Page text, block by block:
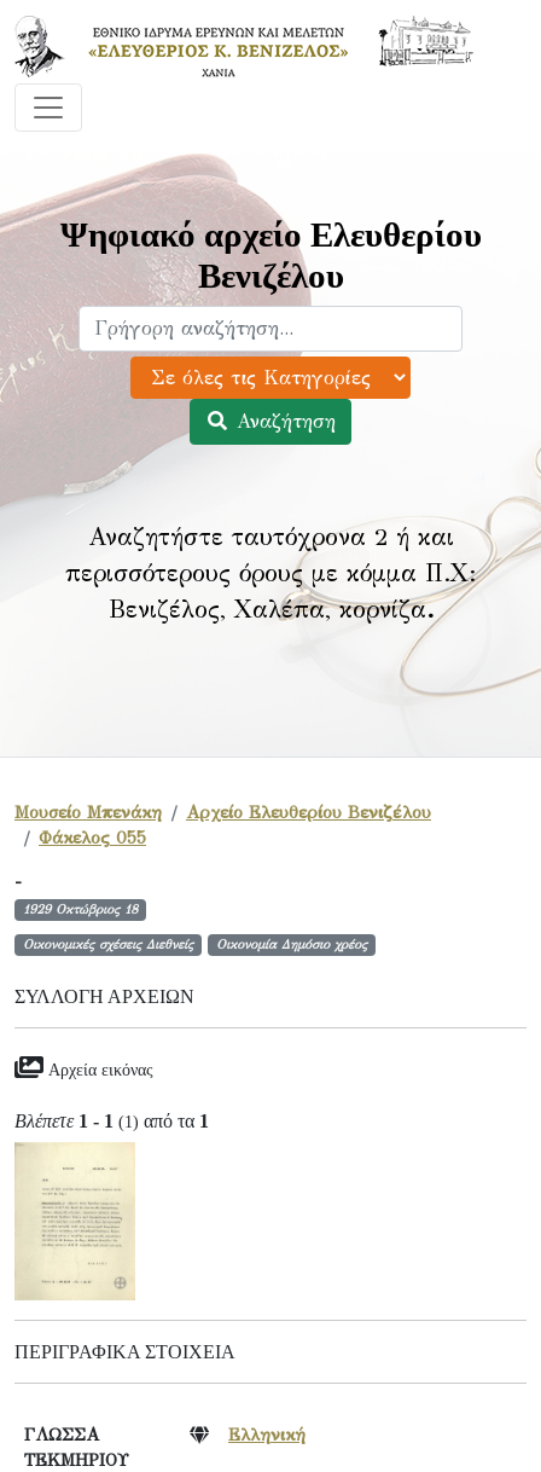
Ψηφιακό αρχείο Ελευθερίου
Βενιζέλου
Αναζήτηση
Αναζητήστε ταυτόχρονα 2 ή και
περισσότερους όρους με κόμμα Π.Χ:
Βενιζέλος, Χαλέπα, κορνίζα.
Μουσείο Μπενάκη
Αρχείο Ελευθερίου Βενιζέλου
Φάκελος 055
-
1929 Οκτώβριος 18
Οικονομικές σχέσεις Διεθνείς Οικονομία Δημόσιο χρέος
ΣΥΛΛΟΓΉ ΑΡΧΕΊΩΝ
Αρχεία εικόνας
Βλέπετε 1 - 1 (1) από τα 1
ΠΕΡΙΓΡΑΦΙΚΆ ΣΤΟΙΧΕΊΑ
ΓΛΩΣΣΑ
ΤΕΚΜΗΡΙΟΥ
Ελληνική